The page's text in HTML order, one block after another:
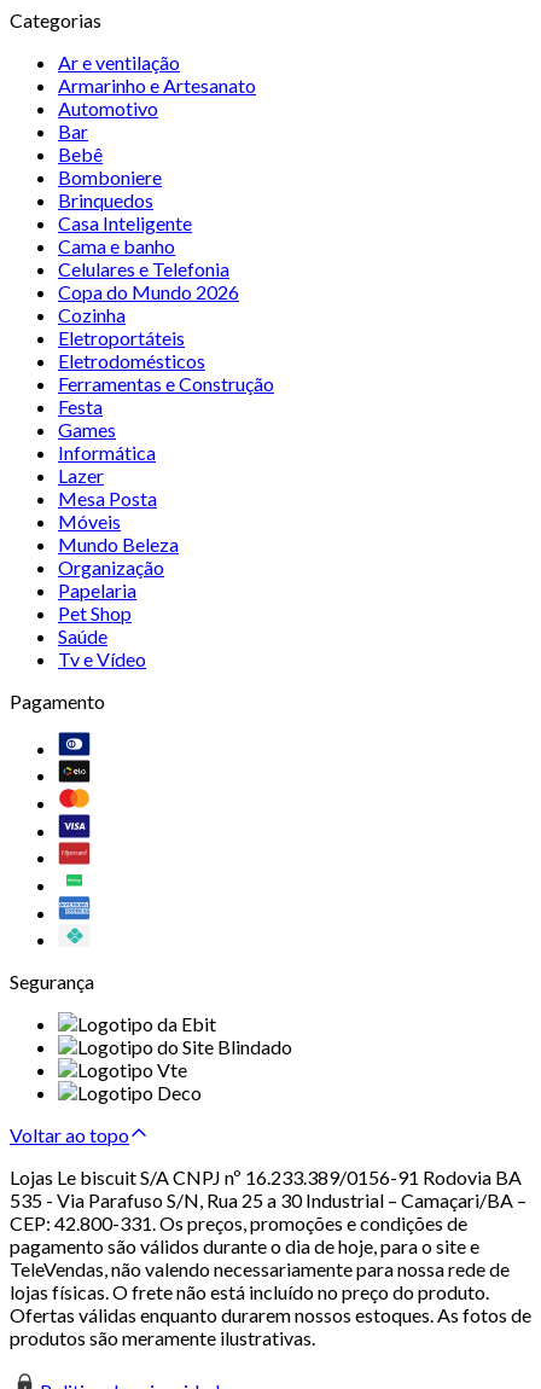
Categorias
Ar e ventilação
Armarinho e Artesanato
Automotivo
Bar
Bebê
Bomboniere
Brinquedos
Casa Inteligente
Cama e banho
Celulares e Telefonia
Copa do Mundo 2026
Cozinha
Eletroportáteis
Eletrodomésticos
Ferramentas e Construção
Festa
Games
Informática
Lazer
Mesa Posta
Móveis
Mundo Beleza
Organização
Papelaria
Pet Shop
Saúde
Tv e Vídeo
Pagamento
Segurança
Voltar ao topo
Lojas Le biscuit S/A CNPJ nº 16.233.389/0156-91 Rodovia BA
535 - Via Parafuso S/N, Rua 25 a 30 Industrial – Camaçari/BA –
CEP: 42.800-331. Os preços, promoções e condições de
pagamento são válidos durante o dia de hoje, para o site e
TeleVendas, não valendo necessariamente para nossa rede de
lojas físicas. O frete não está incluído no preço do produto.
Ofertas válidas enquanto durarem nossos estoques. As fotos de
produtos são meramente ilustrativas.